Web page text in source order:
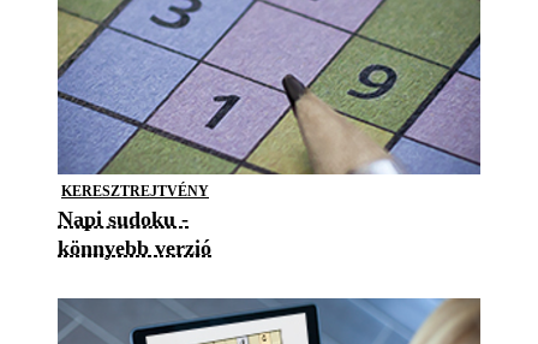
KERESZTREJTVÉNY
Napi sudoku -
könnyebb verzió